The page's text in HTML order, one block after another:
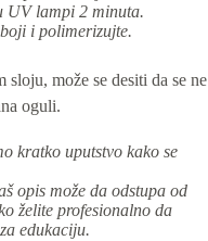
UV lampi 2 minuta.
i polimerizujte.
sloju, može se desiti da se ne
oguli.
kratko uputstvo kako se
opis može da odstupa od
želite profesionalno da
edukaciju.